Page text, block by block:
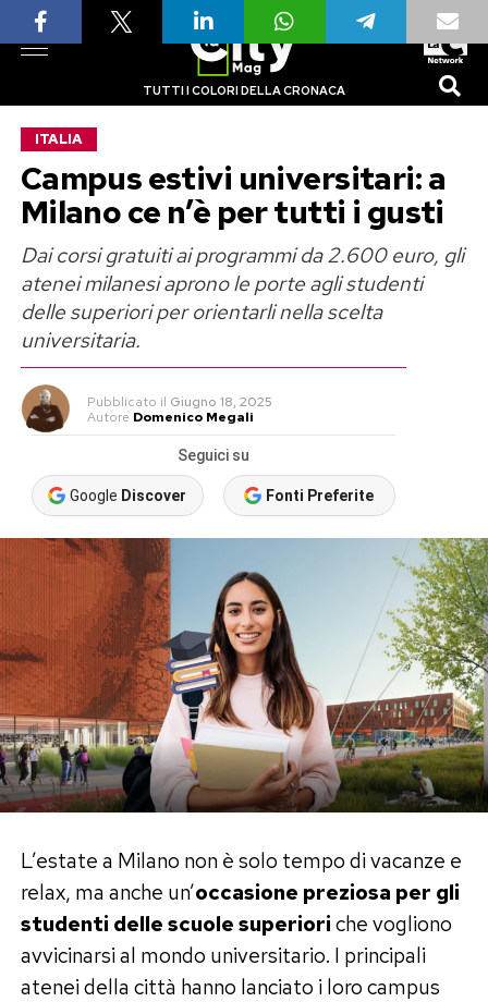
TUTTI I COLORI DELLA CRONACA
ITALIA
Campus estivi universitari: a
Milano ce n’è per tutti i gusti
Dai corsi gratuiti ai programmi da 2.600 euro, gli
atenei milanesi aprono le porte agli studenti
delle superiori per orientarli nella scelta
universitaria.
Pubblicato il Giugno 18, 2025
Autore Domenico Megali
Seguici su
Google Discover Fonti Preferite
L’estate a Milano non è solo tempo di vacanze e
relax, ma anche un’occasione preziosa per gli
studenti delle scuole superioriche vogliono
avvicinarsi al mondo universitario. I principali
atenei della città hanno lanciato i loro campus